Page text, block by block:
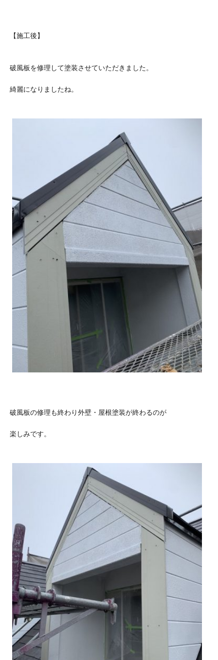
【施工後】
破風板を修理して塗装させていただきました。
綺麗になりましたね。
破風板の修理も終わり外壁・屋根塗装が終わるのが
楽しみです。